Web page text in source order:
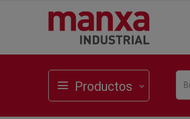
Productos